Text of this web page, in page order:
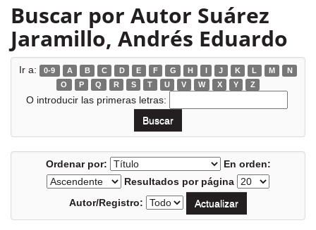
Buscar por Autor Suárez
Jaramillo, Andrés Eduardo
Ir a: 0-9 A B C D E F G H I J K L M
N
O
P Q R S T U V W X Y Z
O introducir las primeras letras:
Ordenar por:
En orden:
Resultados por página
Autor/Registro: